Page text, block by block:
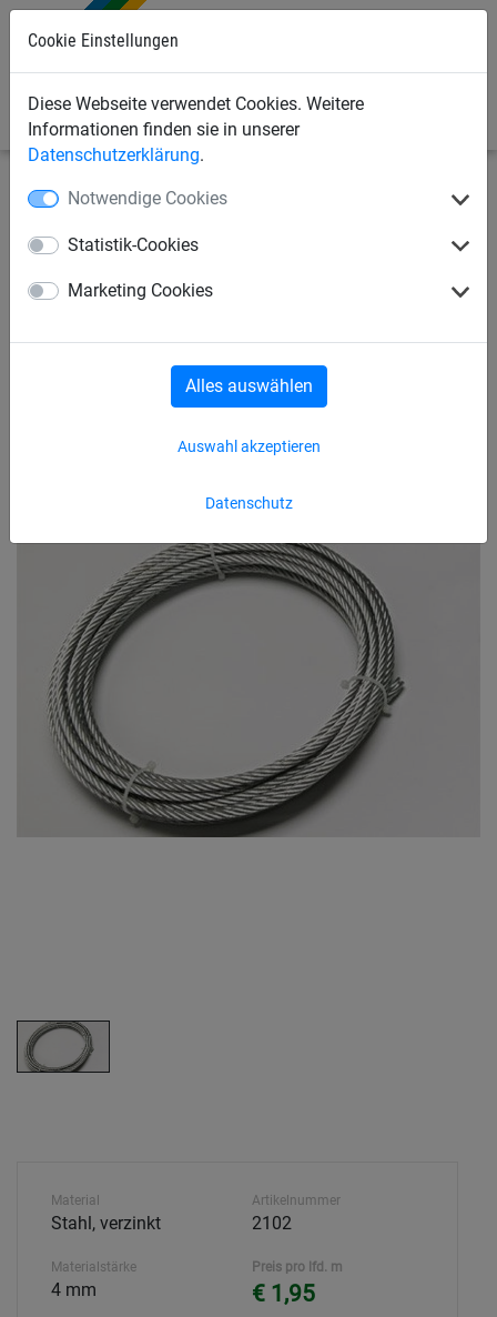
Cookie Einstellungen
Diese Webseite verwendet Cookies. Weitere
Informationen finden sie in unserer
Datenschutzerklärung.
Notwendige Cookies
Statistik-Cookies
Marketing Cookies
Datenschutz
Auswahl akzeptieren
Alles auswählen
Bauschutznetze
Schutznetze und Stoppnetze
Stahldrahtseil ø 4 mm
Material
Stahl, verzinkt
Materialstärke
4 mm
Artikelnummer
2102
Preis pro lfd. m
€ 1,95